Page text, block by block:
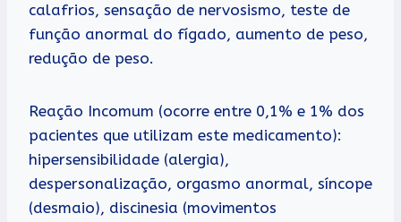
calafrios, sensação de nervosismo, teste de
função anormal do fígado, aumento de peso,
redução de peso.
Reação Incomum (ocorre entre 0,1% e 1% dos
pacientes que utilizam este medicamento):
hipersensibilidade (alergia),
despersonalização, orgasmo anormal, síncope
(desmaio), discinesia (movimentos